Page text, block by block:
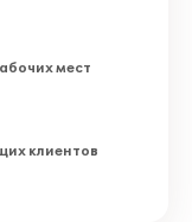
мест
клиентов